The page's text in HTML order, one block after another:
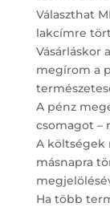
Választhat
lakcímre
Vásárláskor
megírom a
A pénz
csomagot –
A költségek
másnapra
Ha több